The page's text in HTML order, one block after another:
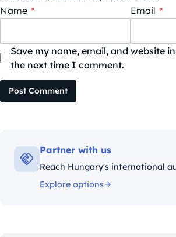
Name * Email *
Save my name, email, and website
the next time I comment.
Post Comment
Partner with us
Reach Hungary's international
Explore options